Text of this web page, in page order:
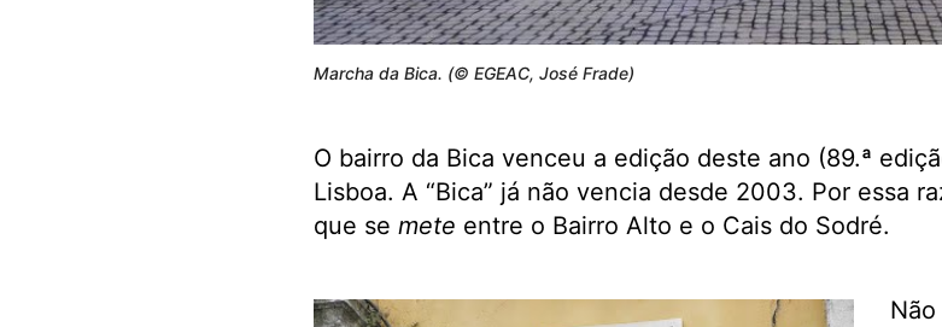
Marcha da Bica. (© EGEAC, José Frade)
O bairro da Bica venceu a edição deste ano (89.ª
Lisboa. A “Bica” já não vencia desde 2003. Por essa
que se mete entre o Bairro Alto e o Cais do Sodré.